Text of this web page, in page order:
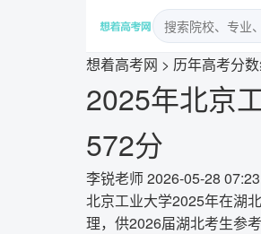
想着高考网 > 历年高考分
2025年北京
572分
李锐老师2026-05-28
北京工业大学2025年在湖
理，供2026届湖北考生参考